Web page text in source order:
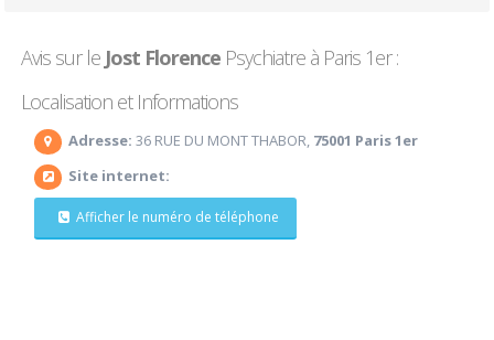
Avis sur le Jost Florence Psychiatre à Paris 1er :
Localisation et Informations
Adresse: 36 RUE DU MONT THABOR, 75001 Paris 1er
Site internet:
Afficher le numéro de téléphone